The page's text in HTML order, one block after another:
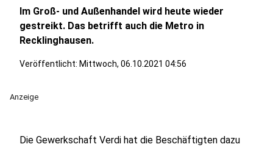
Im Groß- und Außenhandel wird heute wieder
gestreikt. Das betrifft auch die Metro in
Recklinghausen.
Veröffentlicht: Mittwoch, 06.10.2021 04:56
Anzeige
Die Gewerkschaft Verdi hat die Beschäftigten dazu